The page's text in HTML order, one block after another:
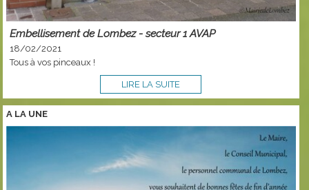
Embellisement de Lombez - secteur 1 AVAP
18/02/2021
Tous à vos pinceaux !
LIRE LA SUITE
A LA UNE